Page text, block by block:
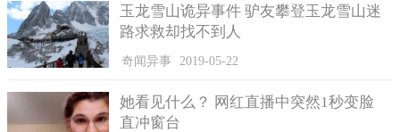
玉龙雪山诡异事件 驴友攀登玉龙雪山迷
路求救却找不到人
奇闻异事 2019-05-22
她看见什么？ 网红直播中突然1秒变脸
直冲窗台